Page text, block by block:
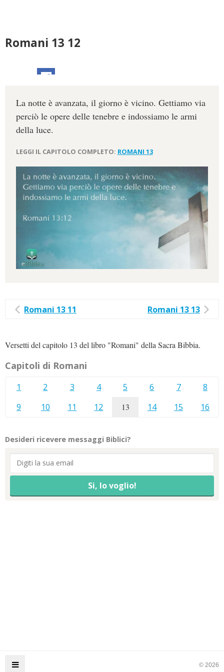
Romani 13 12
La notte è avanzata, il giorno è vicino. Gettiamo via
perciò le opere delle tenebre e indossiamo le armi
della luce.
LEGGI IL CAPITOLO COMPLETO: ROMANI 13
Romani 13 11 Romani 13 13
Versetti del capitolo 13 del libro "Romani" della Sacra Bibbia.
Capitoli di Romani
1 2 3 4 5 6 7
8
9
10 11 12 13 14 15 16
Desideri ricevere messaggi Biblici?
© 2026